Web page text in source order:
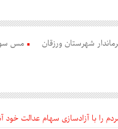
شهرستان ورزقان مس
را با آزادسازی سهام عدالت خود